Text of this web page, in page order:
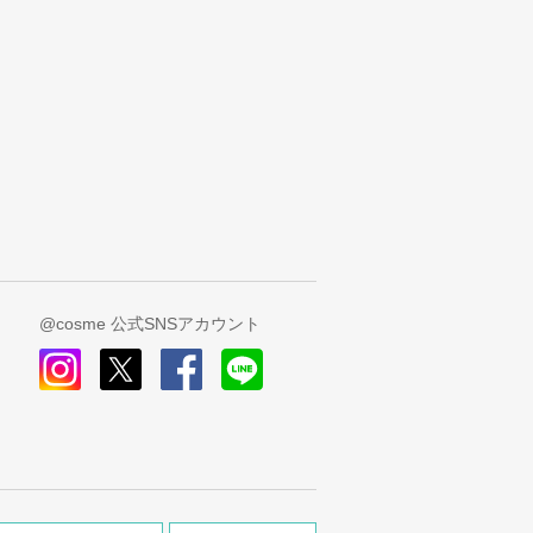
@cosme 公式SNSアカウント